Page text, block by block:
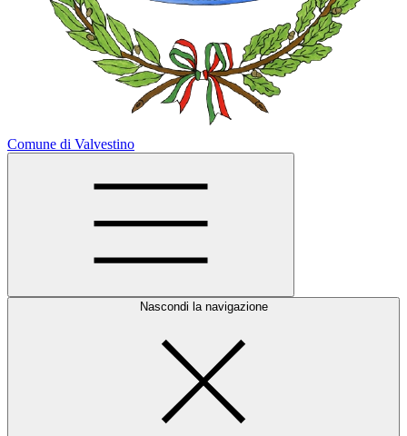
Comune di Valvestino
Nascondi la navigazione